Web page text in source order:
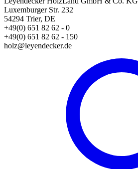
Luxemburger Str. 232
54294 Trier, DE
+49(0) 651 82 62 - 0
+49(0) 651 82 62 - 150
holz@leyendecker.de